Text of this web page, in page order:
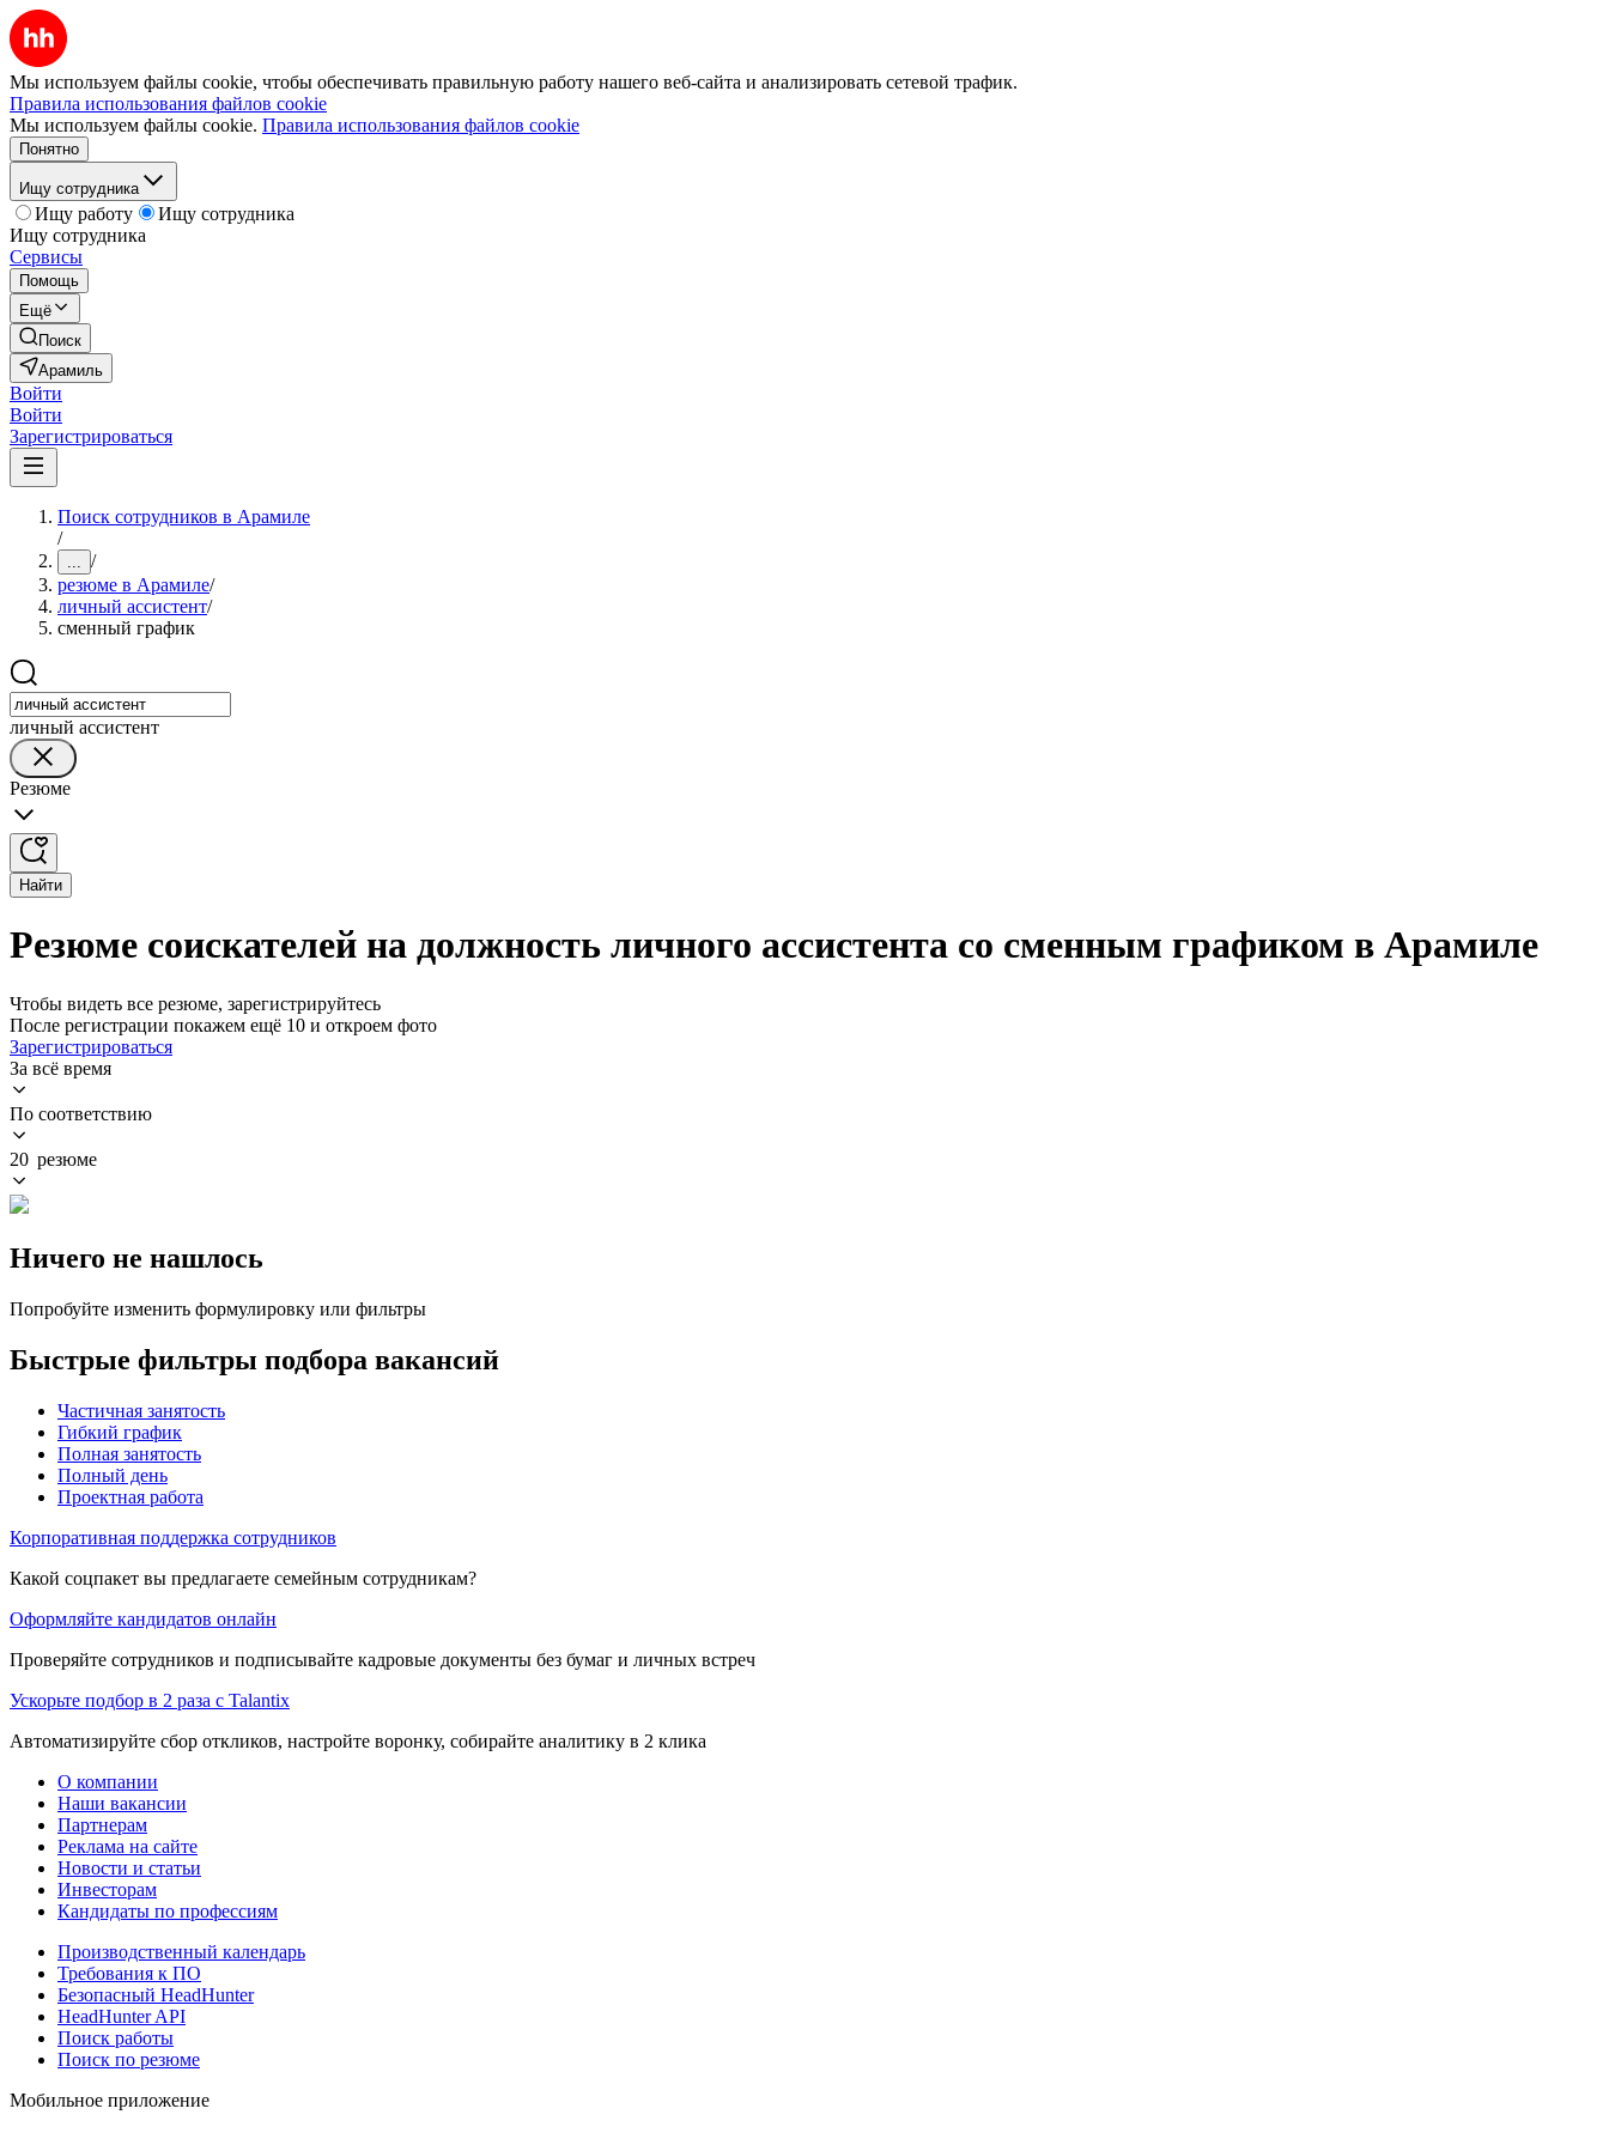
Мы используем файлы cookie, чтобы обеспечивать правильную работу нашего веб-сайта и анализировать сетевой трафик.
Правила использования файлов cookie
Мы используем файлы cookie. Правила использования файлов cookie
Понятно
Ищу сотрудника
Ищу работу
Ищу сотрудника
Ищу сотрудника
Сервисы
Помощь
Ещё
Поиск
Арамиль
Войти
Войти
Зарегистрироваться
Поиск сотрудников в Арамиле
/
... /
резюме в Арамиле/
личный ассистент/
сменный график
личный ассистент
Резюме
Найти
Резюме соискателей на должность личного ассистента со сменным графиком в Арамиле
Чтобы видеть все резюме, зарегистрируйтесь
После регистрации покажем ещё 10 и откроем фото
Зарегистрироваться
За всё время
По соответствию
20 резюме
Ничего не нашлось
Попробуйте изменить формулировку или фильтры
Быстрые фильтры подбора вакансий
Частичная занятость
Гибкий график
Полная занятость
Полный день
Проектная работа
Корпоративная поддержка сотрудников
Какой соцпакет вы предлагаете семейным сотрудникам?
Оформляйте кандидатов онлайн
Проверяйте сотрудников и подписывайте кадровые документы без бумаг и личных встреч
Ускорьте подбор в 2 раза с Talantix
Автоматизируйте сбор откликов, настройте воронку, собирайте аналитику в 2 клика
О компании
Наши вакансии
Партнерам
Реклама на сайте
Новости и статьи
Инвесторам
Кандидаты по профессиям
Производственный календарь
Требования к ПО
Безопасный HeadHunter
HeadHunter API
Поиск работы
Поиск по резюме
Мобильное приложение